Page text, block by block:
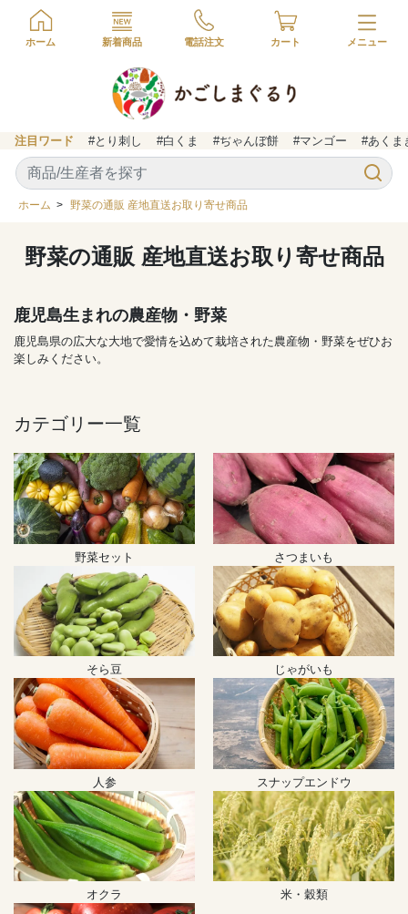
ホーム 新着商品 電話注文 カート
注目ワード #とり刺し #白くま #ぢゃんぼ餅 #マンゴー #あくま
ホーム > 野菜の通販 産地直送お取り寄せ商品
野菜の通販 産地直送お取り寄せ商品
鹿児島生まれの農産物・野菜
鹿児島県の広大な大地で愛情を込めて栽培された農産物・野菜をぜひお
楽しみください。
カテゴリー一覧
野菜セット さつまいも
そら豆 じゃがいも
人参 スナップエンドウ
オクラ 米・穀類